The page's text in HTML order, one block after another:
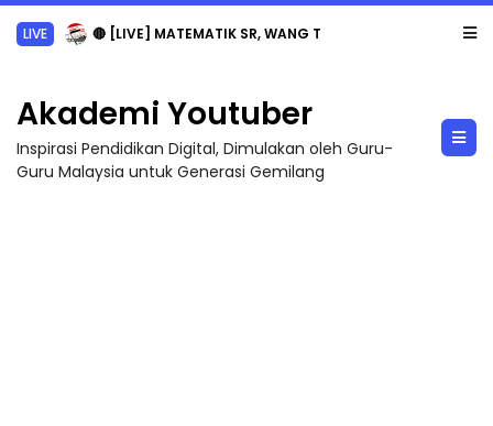
LIVE 🔴 [LIVE] MATEMATIK SR, WANG TAHUN 6 OLEH CIKGU ANITA #ALLINONE #141 #...
Akademi Youtuber
Inspirasi Pendidikan Digital, Dimulakan oleh Guru-
Guru Malaysia untuk Generasi Gemilang